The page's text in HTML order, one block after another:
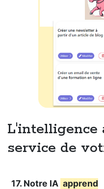
L'intelligence
service de
17. Notre IA apprend